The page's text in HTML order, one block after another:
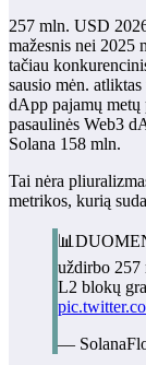
257 mln. USD
mažesnis nei 2025
tačiau
sausio mėn.
dApp pajamų
pasaulinės Web3
Solana 158 mln.
Tai nėra
metrikos, kurią
uždirbo 257
L2 blokų
—